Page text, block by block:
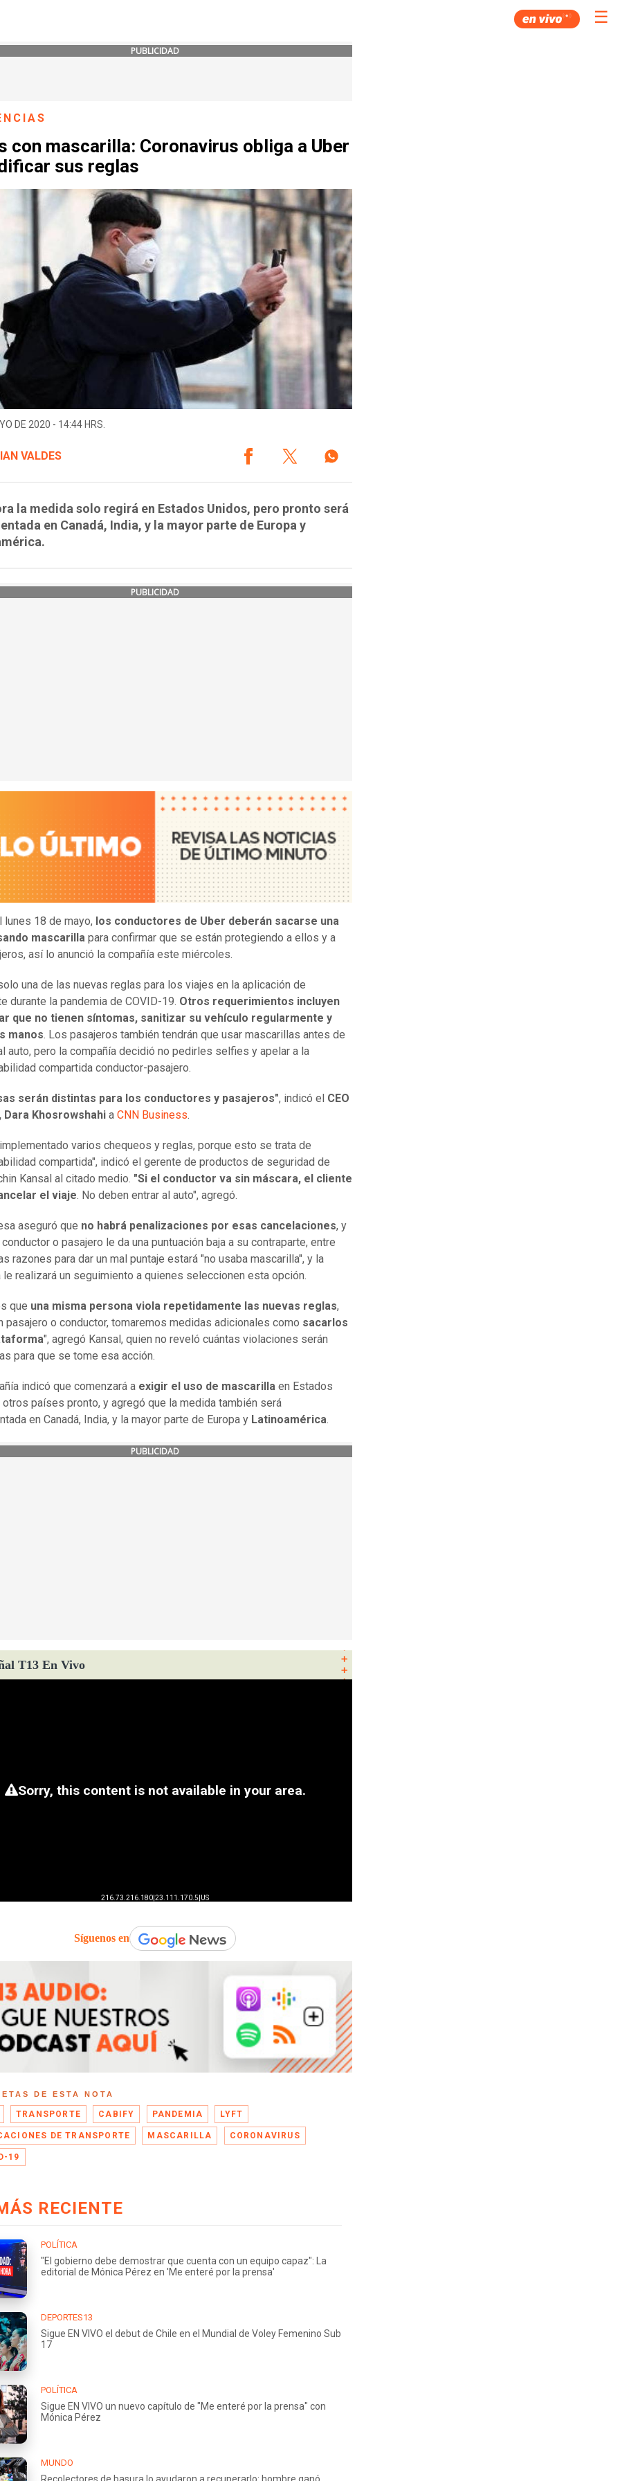
☰
PUBLICIDAD
con mascarilla: Coronavirus obliga a Uber
sus reglas
DE 2020 - 14:44 HRS.
VALDES
la medida solo regirá en Estados Unidos, pero pronto será
en Canadá, India, y la mayor parte de Europa y
PUBLICIDAD
lunes 18 de mayo, los conductores de Uber deberán sacarse una
mascarilla para confirmar que se están protegiendo a ellos y a
así lo anunció la compañía este miércoles.
una de las nuevas reglas para los viajes en la aplicación de
durante la pandemia de COVID-19. Otros requerimientos incluyen
que no tienen síntomas, sanitizar su vehículo regularmente y
manos. Los pasajeros también tendrán que usar mascarillas antes de
auto, pero la compañía decidió no pedirles selfies y apelar a la
compartida conductor-pasajero.
serán distintas para los conductores y pasajeros", indicó el CEO
Dara Khosrowshahi a CNN Business.
varios chequeos y reglas, porque esto se trata de
compartida", indicó el gerente de productos de seguridad de
Kansal al citado medio. "Si el conductor va sin máscara, el cliente
el viaje. No deben entrar al auto", agregó.
aseguró que no habrá penalizaciones por esas cancelaciones, y
o pasajero le da una puntuación baja a su contraparte, entre
razones para dar un mal puntaje estará "no usaba mascarilla", y la
le realizará un seguimiento a quienes seleccionen esta opción.
que una misma persona viola repetidamente las nuevas reglas,
pasajero o conductor, tomaremos medidas adicionales como sacarlos
", agregó Kansal, quien no reveló cuántas violaciones serán
para que se tome esa acción.
indicó que comenzará a exigir el uso de mascarilla en Estados
otros países pronto, y agregó que la medida también será
en Canadá, India, y la mayor parte de Europa y Latinoamérica.
PUBLICIDAD
T13 En Vivo
Síguenos en
DE ESTA NOTA
TRANSPORTE CABIFY PANDEMIA LYFT
DE TRANSPORTE MASCARILLA CORONAVIRUS
19
RECIENTE
POLÍTICA
"El gobierno debe demostrar que cuenta con un equipo capaz": La
editorial de Mónica Pérez en 'Me enteré por la prensa'
DEPORTES13
Sigue EN VIVO el debut de Chile en el Mundial de Voley Femenino Sub
17
POLÍTICA
Sigue EN VIVO un nuevo capítulo de "Me enteré por la prensa" con
Mónica Pérez
MUNDO